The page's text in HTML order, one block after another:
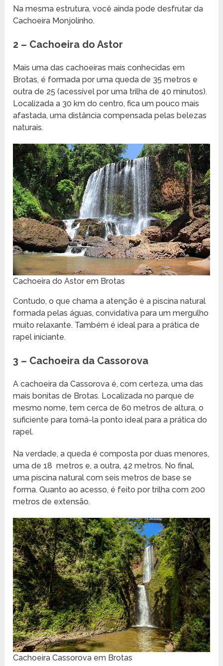
Na mesma estrutura, você ainda pode desfrutar da
Cachoeira Monjolinho.
2 – Cachoeira do Astor
Mais uma das cachoeiras mais conhecidas em
Brotas, é formada por uma queda de 35 metros e
outra de 25 (acessível por uma trilha de 40 minutos).
Localizada a 30 km do centro, fica um pouco mais
afastada, uma distância compensada pelas belezas
naturais.
Cachoeira do Astor em Brotas
Contudo, o que chama a atenção é a piscina natural
formada pelas águas, convidativa para um mergulho
muito relaxante. Também é ideal para a prática de
rapel iniciante.
3 – Cachoeira da Cassorova
A cachoeira da Cassorova é, com certeza, uma das
mais bonitas de Brotas. Localizada no parque de
mesmo nome, tem cerca de 60 metros de altura, o
suficiente para torná-la ponto ideal para a prática do
rapel.
Na verdade, a queda é composta por duas menores,
uma de 18 metros e, a outra, 42 metros. No final,
uma piscina natural com seis metros de base se
forma. Quanto ao acesso, é feito por trilha com 200
metros de extensão.
Cachoeira Cassorova em Brotas